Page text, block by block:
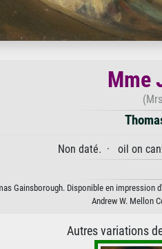
Mme
Non daté. · oil on
Gainsborough. Disponible en
Andrew W. Mellon
Autres variations